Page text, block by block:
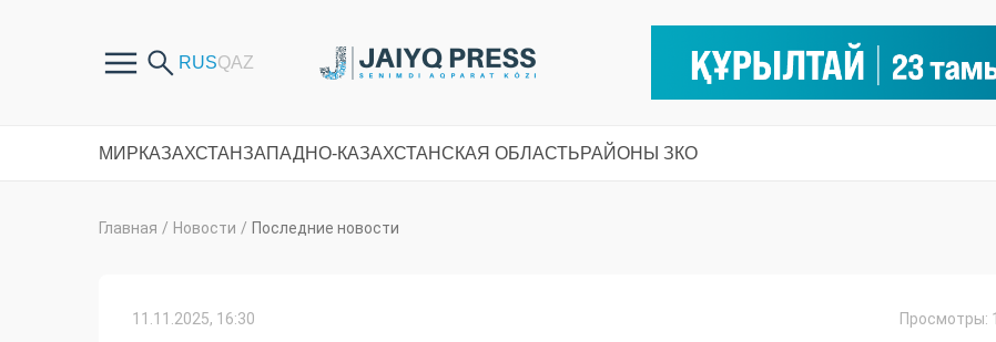
МИРКАЗАХСТАНЗАПАДНО-КАЗАХСТАНСКАЯ ОБЛАСТЬРАЙОНЫ ЗКО
Главная / Новости / Последние новости
11.11.2025, 16:30 Просмотры: